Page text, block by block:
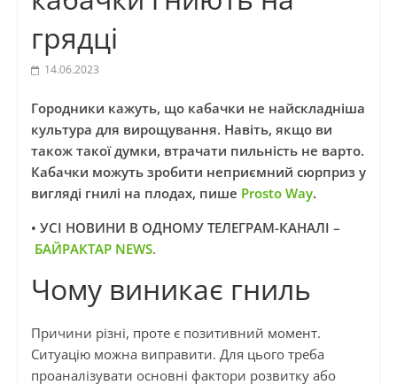
грядці
14.06.2023
Городники кажуть, що кабачки не найскладніша
культура для вирощування. Навіть, якщо ви
також такої думки, втрачати пильність не варто.
Кабачки можуть зробити неприємний сюрприз у
вигляді гнилі на плодах, пише Prosto Way.
• УСІ НОВИНИ В ОДНОМУ ТЕЛЕГРАМ-КАНАЛІ –
БАЙРАКТАР NEWS.
Чому виникає гниль
Причини різні, проте є позитивний момент.
Ситуацію можна виправити. Для цього треба
проаналізувати основні фактори розвитку або